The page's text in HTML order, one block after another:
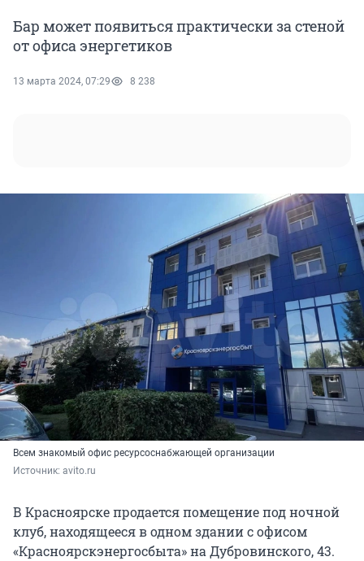
Бар может появиться практически за стеной
от офиса энергетиков
13 марта 2024, 07:29 8 238
Всем знакомый офис ресурсоснабжающей организации
Источник: avito.ru
В Красноярске продается помещение под ночной
клуб, находящееся в одном здании с офисом
«Красноярскэнергосбыта» на Дубровинского, 43.